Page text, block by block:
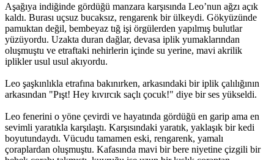
Aşağıya indiğinde gördüğü manzara karşısında Leo’nun ağzı açık
kaldı. Burası uçsuz bucaksız, rengarenk bir ülkeydi. Gökyüzünde
pamuktan değil, bembeyaz tığ işi örgülerden yapılmış bulutlar
yüzüyordu. Uzakta duran dağlar, devasa iplik yumaklarından
oluşmuştu ve etraftaki nehirlerin içinde su yerine, mavi akrilik
iplikler usul usul akıyordu.
Leo şaşkınlıkla etrafına bakınırken, arkasındaki bir iplik çalılığının
arkasından "Pışt! Hey kıvırcık saçlı çocuk!" diye bir ses yükseldi.
Leo fenerini o yöne çevirdi ve hayatında gördüğü en garip ama en
sevimli yaratıkla karşılaştı. Karşısındaki yaratık, yaklaşık bir kedi
boyutundaydı. Vücudu tamamen eski, rengarenk, yamalı
çoraplardan oluşmuştu. Kafasında mavi bir bere niyetine çizgili bir